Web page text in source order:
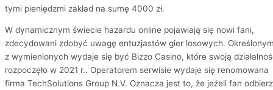
tymi pieniędzmi zakład na sumę 4000 zł.
W dynamicznym świecie hazardu online pojawiają się nowi fani,
zdecydowani zdobyć uwagę entuzjastów gier losowych.
z wymienionych wydaje się być Bizzo Casino, które swoją
rozpoczęło w 2021 r.. Operatorem serwisie wydaje się renomowana
firma TechSolutions Group N.V. Oznacza jest to, że jeżeli fan